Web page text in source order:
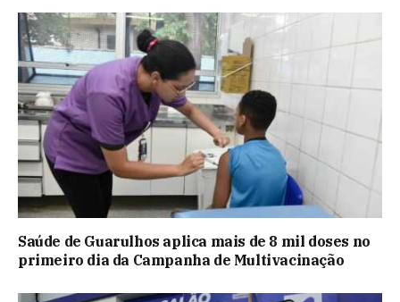
Saúde de Guarulhos aplica mais de 8 mil doses no
primeiro dia da Campanha de Multivacinação